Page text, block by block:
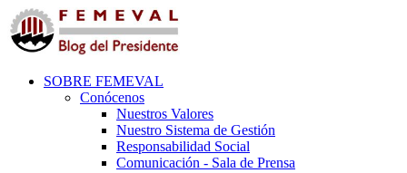
SOBRE FEMEVAL
Conócenos
Nuestros Valores
Nuestro Sistema de Gestión
Responsabilidad Social
Comunicación - Sala de Prensa